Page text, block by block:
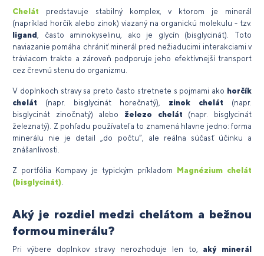
Chelát predstavuje stabilný komplex, v ktorom je minerál
(napríklad horčík alebo zinok) viazaný na organickú molekulu - tzv.
ligand , často aminokyselinu, ako je glycín (bisglycinát). Toto
naviazanie pomáha chrániť minerál pred nežiaducimi interakciami v
tráviacom trakte a zároveň podporuje jeho efektívnejší transport
cez črevnú stenu do organizmu.
V doplnkoch stravy sa preto často stretnete s pojmami ako horčík
chelát (napr. bisglycinát horečnatý), zinok chelát (napr.
bisglycinát zinočnatý) alebo železo chelát (napr. bisglycinát
železnatý). Z pohľadu používateľa to znamená hlavne jedno: forma
minerálu nie je detail „do počtu“, ale reálna súčasť účinku a
znášanlivosti.
Z portfólia Kompavy je typickým príkladom
Magnézium chelát
(bisglycinát).
Aký je rozdiel medzi chelátom a bežnou
formou minerálu?
Pri výbere doplnkov stravy nerozhoduje len to, aký minerál